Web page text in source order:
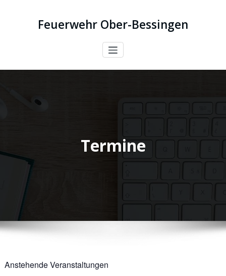
Feuerwehr Ober-Bessingen
Termine
Anstehende Veranstaltungen